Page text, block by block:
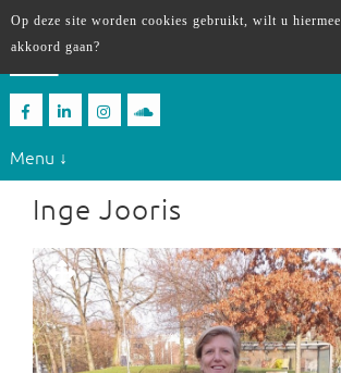
Menu ↓
Inge Jooris
Op deze site worden cookies gebruikt, wilt u hiermee
akkoord gaan?